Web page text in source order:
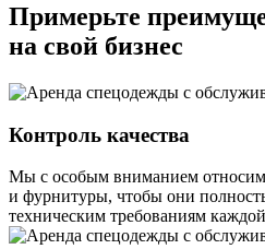
Примерьте
на свой бизнес
Контроль качества
Мы с особым вниманием
и фурнитуры, чтобы они
техническим требованиям